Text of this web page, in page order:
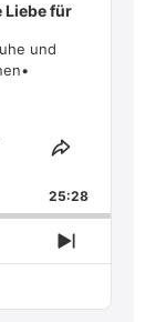
Liebe für
und
Forward
Share
Episode
25:28
Next
Episode